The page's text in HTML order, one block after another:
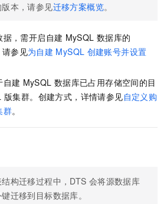
本，请参见迁移方案概览。
，需开启自建 MySQL 数据库的
参见为自建 MySQL 创建账号并设置
自建 MySQL 数据库已占用存储空间的目
版集群。创建方式，详情请参见自定义购
群。
构迁移过程中，DTS 会将源数据库
迁移到目标数据库。